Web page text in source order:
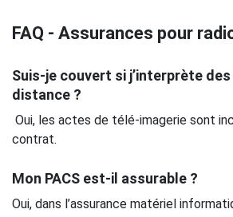
FAQ - Assurances pour
Suis-je couvert si j’interprète des
distance ?
Oui, les actes de télé-imagerie sont
contrat.
Mon PACS est-il assurable ?
Oui, dans l’assurance matériel